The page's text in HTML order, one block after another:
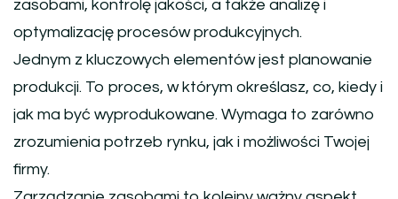
zasobami, kontrolę jakości, a także analizę i
optymalizację procesów produkcyjnych.
Jednym z kluczowych elementów jest planowanie
produkcji. To proces, w którym określasz, co, kiedy i
jak ma być wyprodukowane. Wymaga to zarówno
zrozumienia potrzeb rynku, jak i możliwości Twojej
firmy.